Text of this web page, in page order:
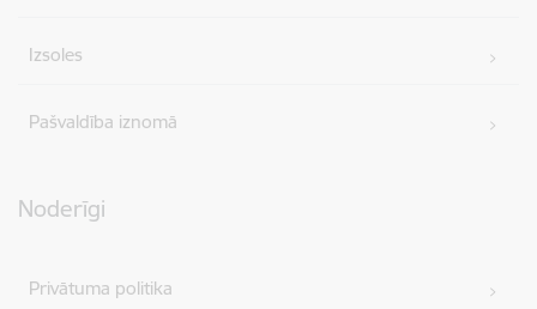
Izsoles
Pašvaldība iznomā
Noderīgi
Privātuma politika